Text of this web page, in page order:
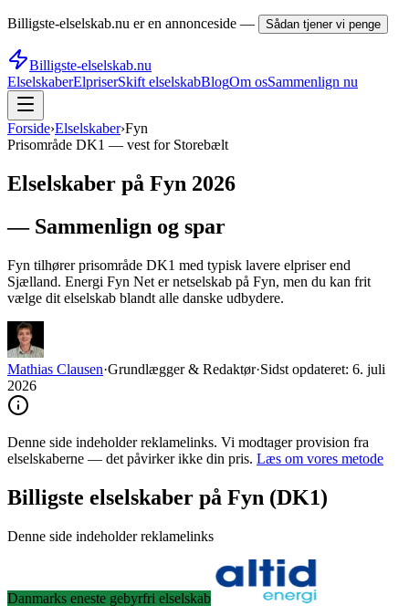
Billigste-elselskab.nu er en annonceside — Sådan tjener vi penge
Billigste-elselskab.nu
ElselskaberElpriserSkift elselskabBlogOm osSammenlign nu
Forside›Elselskaber›Fyn
Prisområde DK1 — vest for Storebælt
Elselskaber på Fyn 2026
— Sammenlign og spar
Fyn tilhører prisområde DK1 med typisk lavere elpriser end
Sjælland. Energi Fyn Net er netselskab på Fyn, men du kan frit
vælge dit elselskab blandt alle danske udbydere.
Mathias Clausen·Grundlægger & Redaktør·Sidst opdateret: 6. juli
2026
Denne side indeholder reklamelinks. Vi modtager provision fra
elselskaberne — det påvirker ikke din pris. Læs om vores metode
Billigste elselskaber på Fyn (DK1)
Denne side indeholder reklamelinks
Danmarks eneste gebyrfri elselskab